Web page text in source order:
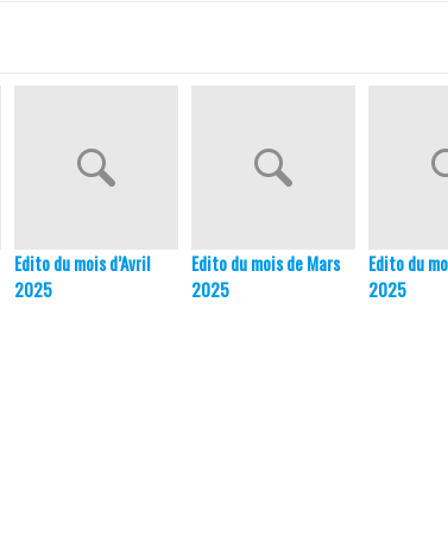
Edito du mois d’Avril
2025
Edito du mois de Mars
2025
Edito du
2025